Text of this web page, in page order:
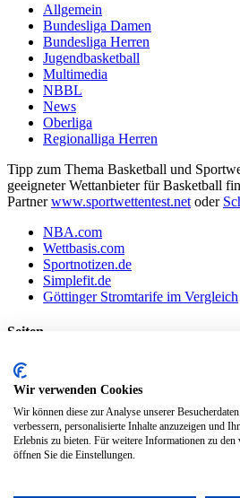
Allgemein
Bundesliga Damen
Bundesliga Herren
Jugendbasketball
Multimedia
NBBL
News
Oberliga
Regionalliga Herren
Tipp zum Thema Basketball und
geeigneter Wettanbieter für Basketball
Partnerwww.sportwettentest.net oder
NBA.com
Wettbasis.com
Sportnotizen.de
Simplefit.de
Göttinger Stromtarife im Vergleich
Seiten
Datenschutzerklärung
Interessante Webseiten aus der
Kontakt
Links
Links zu interessanten Basketball-
Wir verwenden Cookies
Wir können diese zur Analyse unserer
verbessern, personalisierte Inhalte anzuzeigen und
Erlebnis zu bieten. Für weitere Informationen zu
öffnen Sie die Einstellungen.